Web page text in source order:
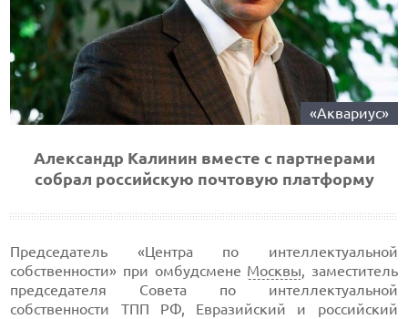
«Аквариус»
Александр Калинин вместе с партнерами
собрал российскую почтовую платформу
Председатель «Центра по интеллектуальной
собственности» при омбудсмене Москвы, заместитель
председателя Совета по интеллектуальной
собственности ТПП РФ, Евразийский и российский